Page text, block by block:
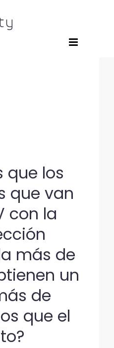
que los
que van
con la
más de
un
de
que el